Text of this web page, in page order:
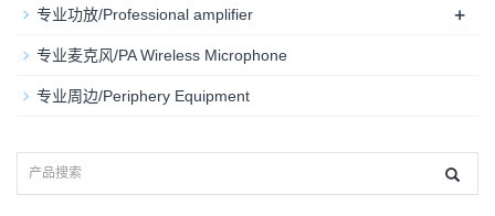
专业功放/Professional amplifier +
专业麦克风/PA Wireless Microphone
专业周边/Periphery Equipment